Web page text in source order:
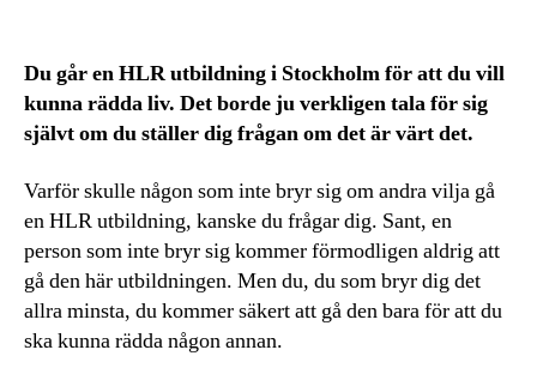
Du går en HLR utbildning i Stockholm för att du vill
kunna rädda liv. Det borde ju verkligen tala för sig
självt om du ställer dig frågan om det är värt det.
Varför skulle någon som inte bryr sig om andra vilja gå
en HLR utbildning, kanske du frågar dig. Sant, en
person som inte bryr sig kommer förmodligen aldrig att
gå den här utbildningen. Men du, du som bryr dig det
allra minsta, du kommer säkert att gå den bara för att du
ska kunna rädda någon annan.